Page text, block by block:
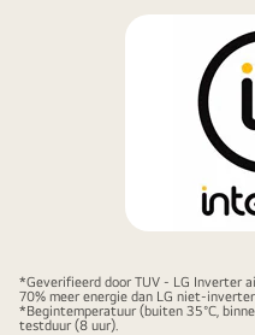
*Geverifieerd door TUV - LG Inverter
70% meer energie dan LG niet-
*Begintemperatuur (buiten 35°C,
testduur (8 uur).